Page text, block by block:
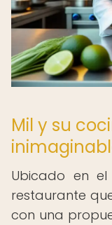
Mil y su
Ubicado en
restaurante
con una